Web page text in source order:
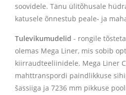
soovidele. Tänu ülitõhusale
katusele õnnestub peale- ja
Tulevikumudelid - rongile
olemas Mega Liner, mis sobib
kiirraudteeliinidele. Mega Liner
mahttranspordi paindlikkuse
šassiiga ja 7236 mm pikkuse